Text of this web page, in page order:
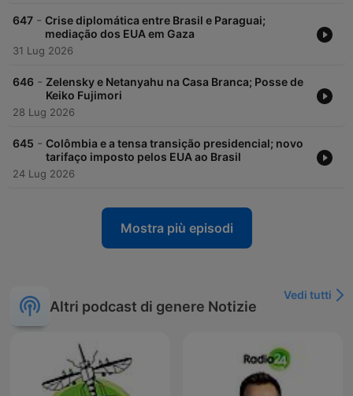
647 - Crise diplomática entre Brasil e Paraguai;
mediação dos EUA em Gaza
31 Lug 2026
646 - Zelensky e Netanyahu na Casa Branca; Posse de
Keiko Fujimori
28 Lug 2026
645 - Colômbia e a tensa transição presidencial; novo
tarifaço imposto pelos EUA ao Brasil
24 Lug 2026
Mostra più episodi
Altri podcast di genere Notizie
Vedi tutti